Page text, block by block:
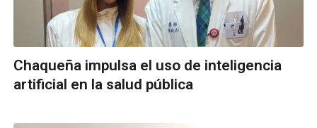
Chaqueña impulsa el uso de inteligencia
artificial en la salud pública